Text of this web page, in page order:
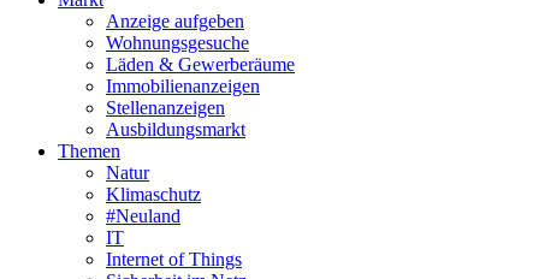
Anzeige aufgeben
Wohnungsgesuche
Läden & Gewerberäume
Immobilienanzeigen
Stellenanzeigen
Ausbildungsmarkt
Themen
Natur
Klimaschutz
#Neuland
IT
Internet of Things